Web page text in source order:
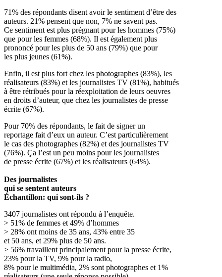
71% des répondants disent avoir le sentiment d’être des
auteurs. 21% pensent que non, 7% ne savent pas.
Ce sentiment est plus prégnant pour les hommes (75%)
que pour les femmes (68%). Il est également plus
prononcé pour les plus de 50 ans (79%) que pour
les plus jeunes (61%).
Enfin, il est plus fort chez les photographes (83%), les
réalisateurs (83%) et les journalistes TV (81%), habitués
à être rétribués pour la réexploitation de leurs oeuvres
en droits d’auteur, que chez les journalistes de presse
écrite (67%).
Pour 70% des répondants, le fait de signer un
reportage fait d’eux un auteur. C’est particulièrement
le cas des photographes (82%) et des journalistes TV
(76%). Ça l’est un peu moins pour les journalistes
de presse écrite (67%) et les réalisateurs (64%).
Des journalistes
qui se sentent auteurs
Échantillon: qui sont-ils ?
3407 journalistes ont répondu à l’enquête.
> 51% de femmes et 49% d’hommes
> 28% ont moins de 35 ans, 43% entre 35
et 50 ans, et 29% plus de 50 ans.
> 56% travaillent principalement pour la presse écrite,
23% pour la TV, 9% pour la radio,
8% pour le multimédia, 2% sont photographes et 1%